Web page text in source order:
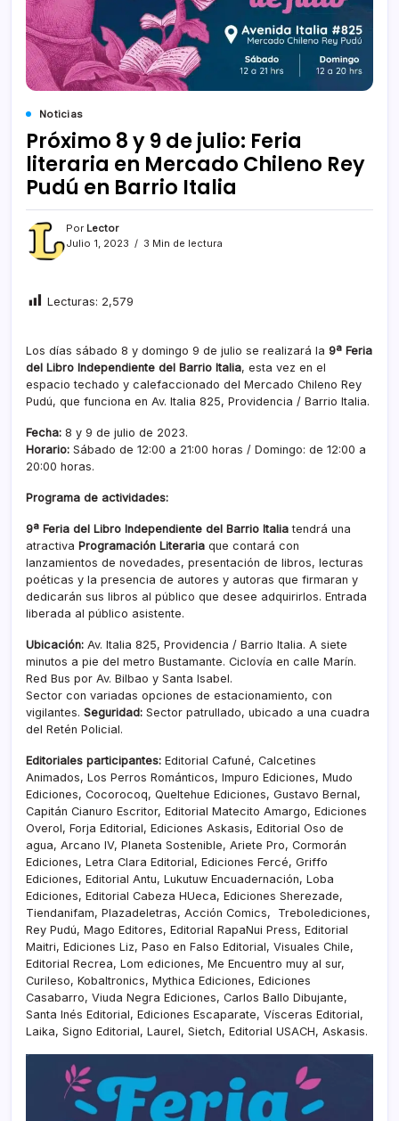
Noticias
Próximo 8 y 9 de julio: Feria
literaria en Mercado Chileno Rey
Pudú en Barrio Italia
Por Lector
Julio 1, 2023
3 Min de lectura
Lecturas: 2,579
Los días sábado 8 y domingo 9 de julio se realizará la 9ª Feria
del Libro Independiente del Barrio Italia, esta vez en el
espacio techado y calefaccionado del Mercado Chileno Rey
Pudú, que funciona en Av. Italia 825, Providencia / Barrio Italia.
Fecha: 8 y 9 de julio de 2023.
Horario: Sábado de 12:00 a 21:00 horas / Domingo: de 12:00 a
20:00 horas.
Programa de actividades:
9ª Feria del Libro Independiente del Barrio Italia tendrá una
atractiva Programación Literaria que contará con
lanzamientos de novedades, presentación de libros, lecturas
poéticas y la presencia de autores y autoras que firmaran y
dedicarán sus libros al público que desee adquirirlos. Entrada
liberada al público asistente.
Ubicación: Av. Italia 825, Providencia / Barrio Italia. A siete
minutos a pie del metro Bustamante. Ciclovía en calle Marín.
Red Bus por Av. Bilbao y Santa Isabel.
Sector con variadas opciones de estacionamiento, con
vigilantes. Seguridad: Sector patrullado, ubicado a una cuadra
del Retén Policial.
Editoriales participantes: Editorial Cafuné, Calcetines
Animados, Los Perros Románticos, Impuro Ediciones, Mudo
Ediciones, Cocorocoq, Queltehue Ediciones, Gustavo Bernal,
Capitán Cianuro Escritor, Editorial Matecito Amargo, Ediciones
Overol, Forja Editorial, Ediciones Askasis, Editorial Oso de
agua, Arcano IV, Planeta Sostenible, Ariete Pro, Cormorán
Ediciones, Letra Clara Editorial, Ediciones Fercé, Griffo
Ediciones, Editorial Antu, Lukutuw Encuadernación, Loba
Ediciones, Editorial Cabeza HUeca, Ediciones Sherezade,
Tiendanifam, Plazadeletras, Acción Comics, Trebolediciones,
Rey Pudú, Mago Editores, Editorial RapaNui Press, Editorial
Maitri, Ediciones Liz, Paso en Falso Editorial, Visuales Chile,
Editorial Recrea, Lom ediciones, Me Encuentro muy al sur,
Curileso, Kobaltronics, Mythica Ediciones, Ediciones
Casabarro, Viuda Negra Ediciones, Carlos Ballo Dibujante,
Santa Inés Editorial, Ediciones Escaparate, Vísceras Editorial,
Laika, Signo Editorial, Laurel, Sietch, Editorial USACH, Askasis.